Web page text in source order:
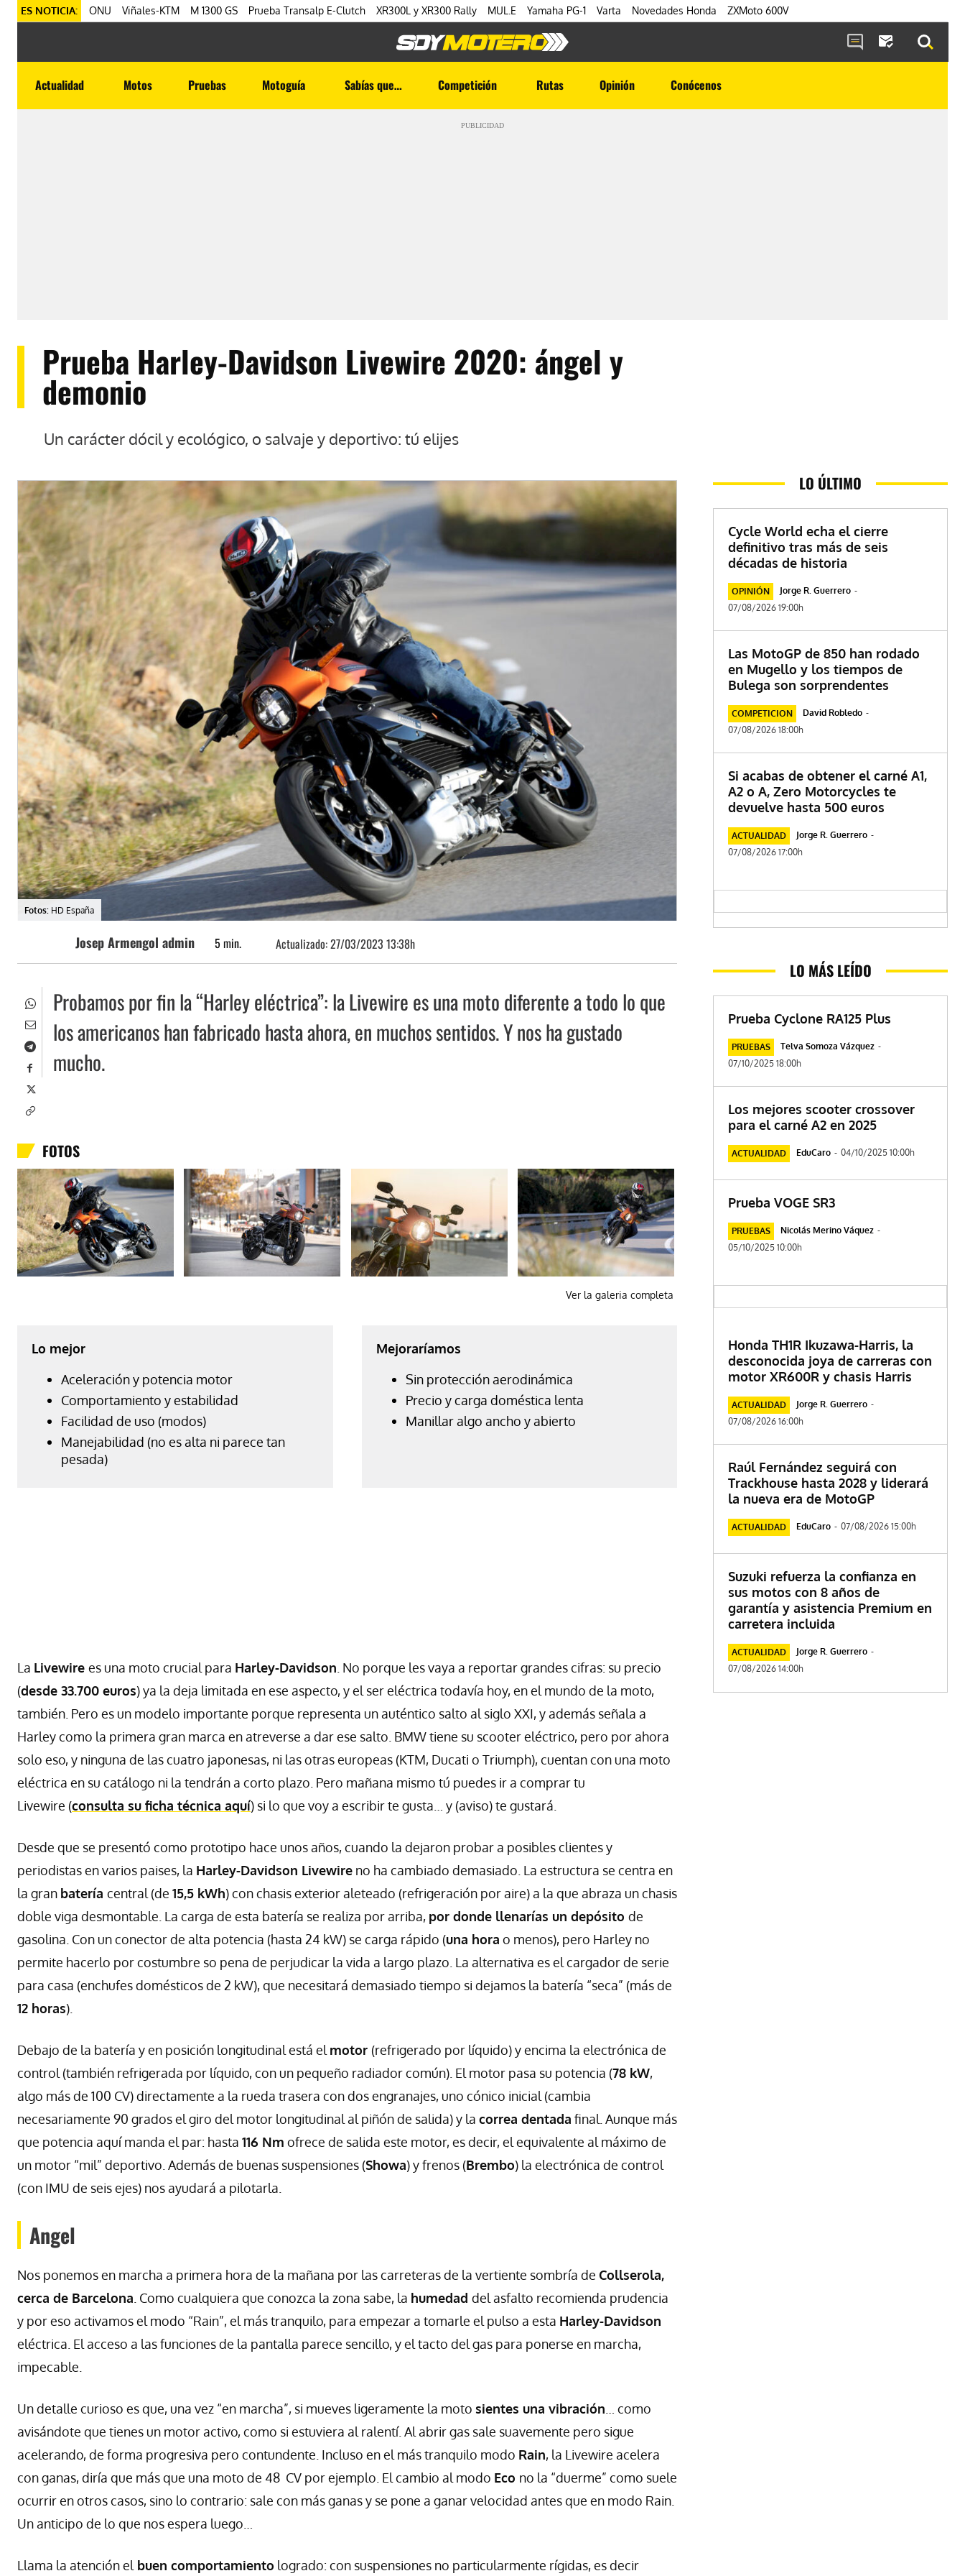
ES NOTICIA: ONU Viñales-KTM M 1300 GS Prueba Transalp E-Clutch XR300L y XR300 Rally MUL.E Yamaha PG-1 Varta Novedades Honda ZXMoto 600V
Actualidad Motos Pruebas Motoguía Sabías que… Competición Rutas Opinión Conócenos
PUBLICIDAD
Prueba Harley-Davidson Livewire 2020: ángel y
demonio
Un carácter dócil y ecológico, o salvaje y deportivo: tú elijes
Fotos: HD España
Josep Armengol admin 5 min. Actualizado:27/03/2023 13:38h
Probamos por fin la “Harley eléctrica”: la Livewire es una moto diferente a todo lo que
los americanos han fabricado hasta ahora, en muchos sentidos. Y nos ha gustado
mucho.
FOTOS
Ver la galeria completa
Lo mejor
Aceleración y potencia motor
Comportamiento y estabilidad
Facilidad de uso (modos)
Manejabilidad (no es alta ni parece tan
pesada)
Mejoraríamos
Sin protección aerodinámica
Precio y carga doméstica lenta
Manillar algo ancho y abierto
La Livewire es una moto crucial para Harley-Davidson . No porque les vaya a reportar grandes cifras: su precio
(desde 33.700 euros) ya la deja limitada en ese aspecto, y el ser eléctrica todavía hoy, en el mundo de la moto,
también. Pero es un modelo importante porque representa un auténtico salto al siglo XXI, y además señala a
Harley como la primera gran marca en atreverse a dar ese salto. BMW tiene su scooter eléctrico, pero por ahora
solo eso, y ninguna de las cuatro japonesas, ni las otras europeas (KTM, Ducati o Triumph), cuentan con una moto
eléctrica en su catálogo ni la tendrán a corto plazo. Pero mañana mismo tú puedes ir a comprar tu
Livewire (consulta su ficha técnica aquí) si lo que voy a escribir te gusta… y (aviso) te gustará.
Desde que se presentó como prototipo hace unos años, cuando la dejaron probar a posibles clientes y
periodistas en varios paises, la Harley-Davidson Livewire no ha cambiado demasiado. La estructura se centra en
la gran batería central (de 15,5 kWh) con chasis exterior aleteado (refrigeración por aire) a la que abraza un chasis
doble viga desmontable. La carga de esta batería se realiza por arriba, por donde llenarías un depósito de
gasolina. Con un conector de alta potencia (hasta 24 kW) se carga rápido (una hora o menos), pero Harley no
permite hacerlo por costumbre so pena de perjudicar la vida a largo plazo. La alternativa es el cargador de serie
para casa (enchufes domésticos de 2 kW), que necesitará demasiado tiempo si dejamos la batería “seca” (más de
12 horas).
Debajo de la batería y en posición longitudinal está el motor (refrigerado por líquido) y encima la electrónica de
control (también refrigerada por líquido, con un pequeño radiador común). El motor pasa su potencia (78 kW,
algo más de 100 CV) directamente a la rueda trasera con dos engranajes, uno cónico inicial (cambia
necesariamente 90 grados el giro del motor longitudinal al piñón de salida) y la correa dentada final. Aunque más
que potencia aquí manda el par: hasta 116 Nm ofrece de salida este motor, es decir, el equivalente al máximo de
un motor “mil” deportivo. Además de buenas suspensiones (Showa) y frenos (Brembo) la electrónica de control
(con IMU de seis ejes) nos ayudará a pilotarla.
Angel
Nos ponemos en marcha a primera hora de la mañana por las carreteras de la vertiente sombría de Collserola,
cerca de Barcelona . Como cualquiera que conozca la zona sabe, la humedad del asfalto recomienda prudencia
y por eso activamos el modo “Rain”, el más tranquilo, para empezar a tomarle el pulso a esta Harley-Davidson
eléctrica. El acceso a las funciones de la pantalla parece sencillo, y el tacto del gas para ponerse en marcha,
impecable.
Un detalle curioso es que, una vez “en marcha”, si mueves ligeramente la moto sientes una vibración … como
avisándote que tienes un motor activo, como si estuviera al ralentí. Al abrir gas sale suavemente pero sigue
acelerando, de forma progresiva pero contundente. Incluso en el más tranquilo modo Rain, la Livewire acelera
con ganas, diría que más que una moto de 48 CV por ejemplo. El cambio al modo Eco no la “duerme” como suele
ocurrir en otros casos, sino lo contrario: sale con más ganas y se pone a ganar velocidad antes que en modo Rain.
Un anticipo de lo que nos espera luego…
Llama la atención el buen comportamiento logrado: con suspensiones no particularmente rígidas, es decir
LO ÚLTIMO
Cycle World echa el cierre
definitivo tras más de seis
décadas de historia
OPINIÓN Jorge R. Guerrero -
07/08/2026 19:00h
Las MotoGP de 850 han rodado
en Mugello y los tiempos de
Bulega son sorprendentes
COMPETICION David Robledo -
07/08/2026 18:00h
Si acabas de obtener el carné A1,
A2 o A, Zero Motorcycles te
devuelve hasta 500 euros
ACTUALIDAD Jorge R. Guerrero -
07/08/2026 17:00h
LO MÁS LEÍDO
Prueba Cyclone RA125 Plus
PRUEBAS Telva Somoza Vázquez -
07/10/2025 18:00h
Los mejores scooter crossover
para el carné A2 en 2025
ACTUALIDAD EduCaro - 04/10/2025 10:00h
Prueba VOGE SR3
PRUEBAS Nicolás Merino Váquez -
05/10/2025 10:00h
Honda TH1R Ikuzawa-Harris, la
desconocida joya de carreras con
motor XR600R y chasis Harris
ACTUALIDAD Jorge R. Guerrero -
07/08/2026 16:00h
Raúl Fernández seguirá con
Trackhouse hasta 2028 y liderará
la nueva era de MotoGP
ACTUALIDAD EduCaro - 07/08/2026 15:00h
Suzuki refuerza la confianza en
sus motos con 8 años de
garantía y asistencia Premium en
carretera incluida
ACTUALIDAD Jorge R. Guerrero -
07/08/2026 14:00h